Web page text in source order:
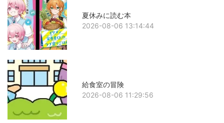
夏休みに読む本
2026-08-06 13:14:44
給食室の冒険
2026-08-06 11:29:56